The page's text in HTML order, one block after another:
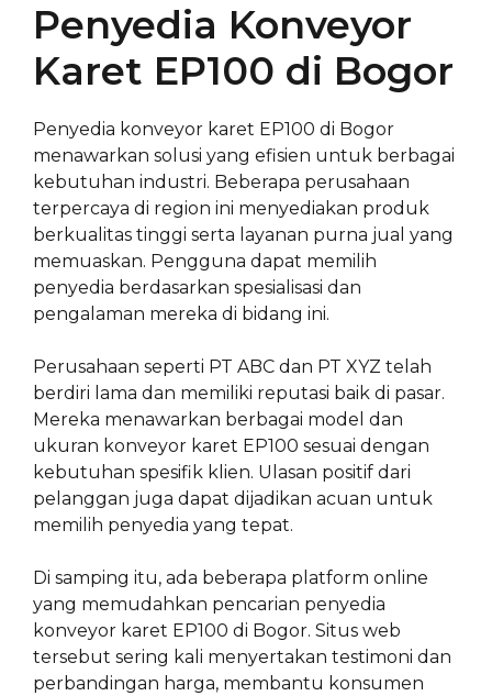
Penyedia Konveyor
Karet EP100 di Bogor
Penyedia konveyor karet EP100 di Bogor
menawarkan solusi yang efisien untuk berbagai
kebutuhan industri. Beberapa perusahaan
terpercaya di region ini menyediakan produk
berkualitas tinggi serta layanan purna jual yang
memuaskan. Pengguna dapat memilih
penyedia berdasarkan spesialisasi dan
pengalaman mereka di bidang ini.
Perusahaan seperti PT ABC dan PT XYZ telah
berdiri lama dan memiliki reputasi baik di pasar.
Mereka menawarkan berbagai model dan
ukuran konveyor karet EP100 sesuai dengan
kebutuhan spesifik klien. Ulasan positif dari
pelanggan juga dapat dijadikan acuan untuk
memilih penyedia yang tepat.
Di samping itu, ada beberapa platform online
yang memudahkan pencarian penyedia
konveyor karet EP100 di Bogor. Situs web
tersebut sering kali menyertakan testimoni dan
perbandingan harga, membantu konsumen